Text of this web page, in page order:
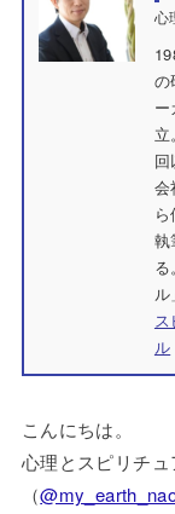
心
の
会
執
ル
ル
こんにちは。
心理とスピリチ
（